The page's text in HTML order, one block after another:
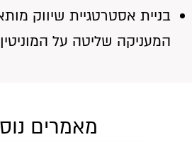
בניית אסטרטגיית שיווק
המעניקה שליטה על
מאמרים